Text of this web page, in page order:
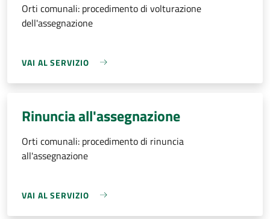
Orti comunali: procedimento di volturazione
dell'assegnazione
VAI AL SERVIZIO
Rinuncia all'assegnazione
Orti comunali: procedimento di rinuncia
all'assegnazione
VAI AL SERVIZIO